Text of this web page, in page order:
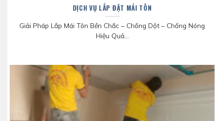
DỊCH VỤ LẮP ĐẶT MÁI TÔN
Giải Pháp Lắp Mái Tôn Bền Chắc – Chống Dột – Chống Nóng
Hiệu Quả...